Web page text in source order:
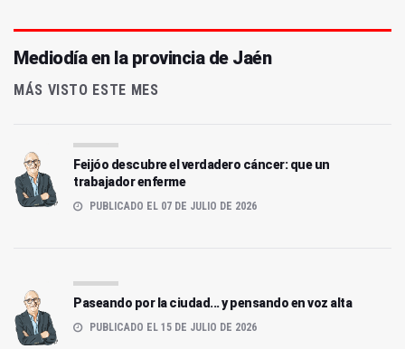
Mediodía en la provincia de Jaén
MÁS VISTO ESTE MES
Feijóo descubre el verdadero cáncer: que un
trabajador enferme
PUBLICADO EL 07 DE JULIO DE 2026
Paseando por la ciudad... y pensando en voz alta
PUBLICADO EL 15 DE JULIO DE 2026